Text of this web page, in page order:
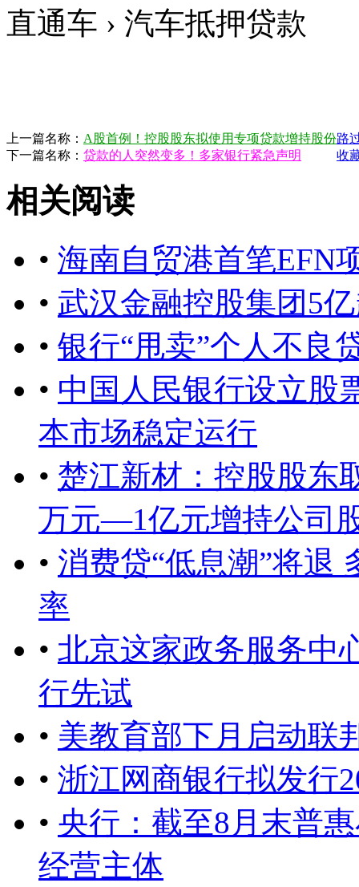
直通车 › 汽车抵押贷款
上一篇名称： A股首例！控股股东拟使用专项贷款增持股份
下一篇名称： 贷款的人突然变多！多家银行紧急声明
路
收
相关阅读
• 海南自贸港首笔EFN
• 武汉金融控股集团5
• 银行“甩卖”个人不良
• 中国人民银行设立股
本市场稳定运行
• 楚江新材：控股股东
万元—1亿元增持公司
• 消费贷“低息潮”将退
率
• 北京这家政务服务中
行先试
• 美教育部下月启动联
• 浙江网商银行拟发行
• 央行：截至8月末普
经营主体